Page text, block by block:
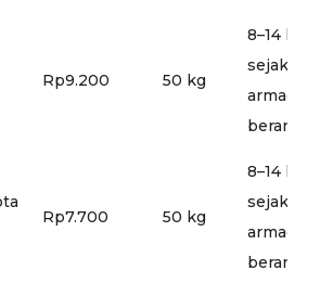
Rp9.200 50 kg
8–14 hari
sejak
armada
Rp7.700 50 kg
8–14 hari
sejak
armada